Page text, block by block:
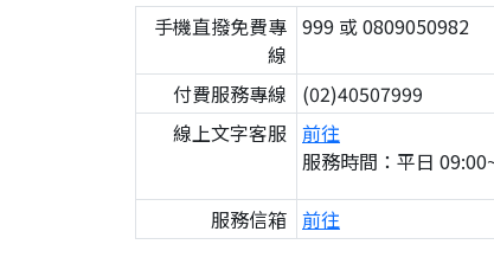
手機直撥免費專
線
999 或 0809050982
付費服務專線
(02)40507999
線上文字客服 前往
服務時間：平日
服務信箱 前往